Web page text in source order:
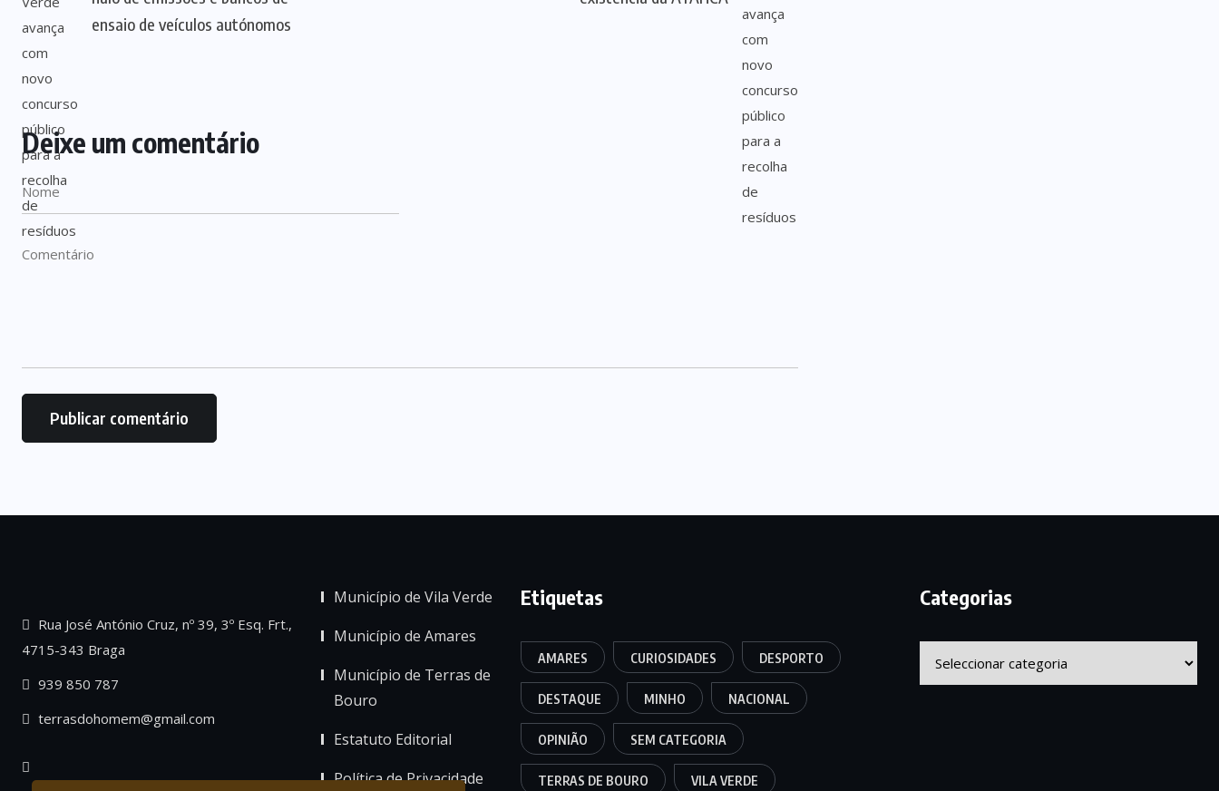
ensaio de veículos autónomos
Deixe um comentário
Rua José António Cruz, nº 39, 3º Esq. Frt.,
4715-343 Braga
939 850 787
terrasdohomem@gmail.com
Município de Vila Verde
Município de Amares
Município de Terras de
Bouro
Estatuto Editorial
Política de Privacidade
Etiquetas
AMARES CURIOSIDADES DESPORTO
DESTAQUE MINHO NACIONAL
OPINIÃO SEM CATEGORIA
TERRAS DE BOURO VILA VERDE
Categorias